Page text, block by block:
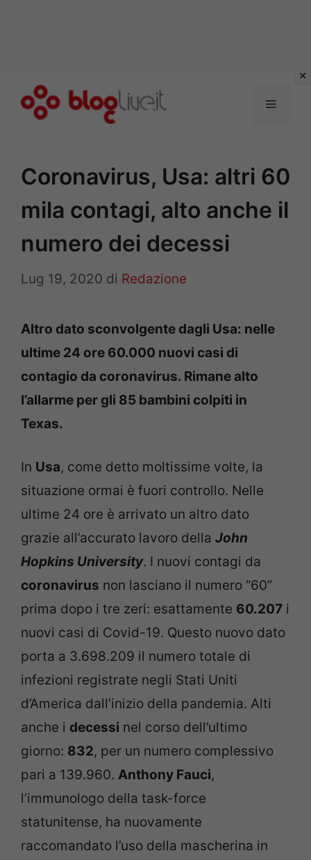
Menu
Coronavirus, Usa: altri 60
mila contagi, alto anche il
numero dei decessi
Lug 19, 2020 di Redazione
Altro dato sconvolgente dagli Usa: nelle
ultime 24 ore 60.000 nuovi casi di
contagio da coronavirus. Rimane alto
l’allarme per gli 85 bambini colpiti in
Texas.
In Usa, come detto moltissime volte, la
situazione ormai è fuori controllo. Nelle
ultime 24 ore è arrivato un altro dato
grazie all’accurato lavoro della John
Hopkins University. I nuovi contagi da
coronavirus non lasciano il numero “60”
prima dopo i tre zeri: esattamente 60.207 i
nuovi casi di Covid-19. Questo nuovo dato
porta a 3.698.209 il numero totale di
infezioni registrate negli Stati Uniti
d’America dall’inizio della pandemia. Alti
anche i decessi nel corso dell’ultimo
giorno: 832, per un numero complessivo
pari a 139.960. Anthony Fauci,
l’immunologo della task-force
statunitense, ha nuovamente
raccomandato l’uso della mascherina in